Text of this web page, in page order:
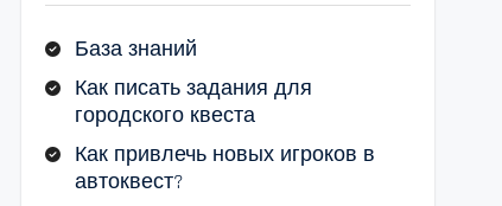
База знаний
Как писать задания для
городского квеста
Как привлечь новых игроков в
автоквест?